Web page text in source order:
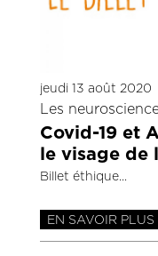
jeudi 13 août 2020
Les
Covid-19 et
le visage de
Billet éthique
EN SAVOIR PLUS